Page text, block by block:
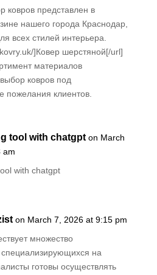
ковров представлен в
нашего города Краснодар,
всех стилей интерьера.
]Ковер шерстяной[/url]
материалов
ковров под
пожелания клиентов.
tool with chatgpt on March
am
with chatgpt
on March 7, 2026 at 9:15 pm
множество
специализирующихся на
готовы осуществлять